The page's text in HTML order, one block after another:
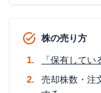
株の売り方
「保有して
売却株数・注